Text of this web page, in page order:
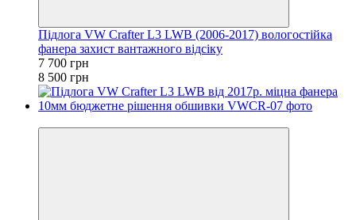
Підлога VW Crafter L3 LWB (2006-2017) вологостійка
фанера захист вантажного відсіку
7 700 грн
8 500 грн